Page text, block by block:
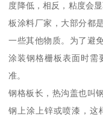
度降低，相反，粘度会
板涂料厂家，大部分都
一些其他物质。为了避
涂装钢格栅板表面时需
准。
钢格板长，热沟盖也叫
钢上涂上锌或喷漆，这